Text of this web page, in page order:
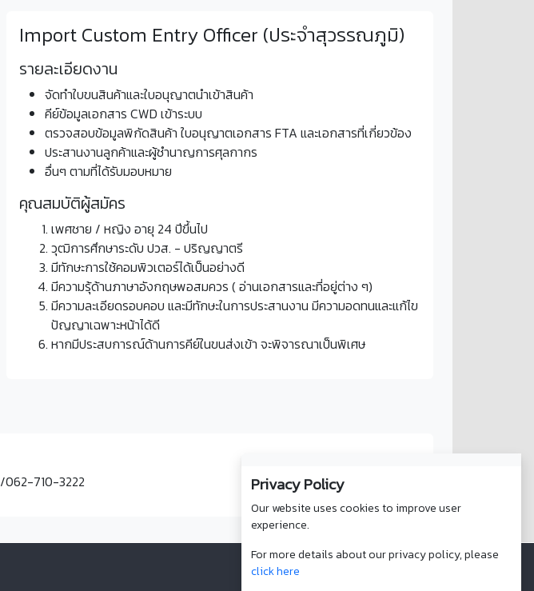
Import Custom Entry Officer (ประจำสุวรรณภูมิ)
รายละเอียดงาน
จัดทำใบขนสินค้าและใบอนุญาตนำเข้าสินค้า
คีย์ข้อมูลเอกสาร CWD เข้าระบบ
ตรวจสอบข้อมูลพิกัดสินค้า ใบอนุญาตเอกสาร FTA และเอกสารที่เกี่ยวข้อง
ประสานงานลูกค้าและผู้ชำนาญการศุลกากร
อื่นๆ ตามที่ได้รับมอบหมาย
คุณสมบัติผู้สมัคร
เพศชาย / หญิง อายุ 24 ปีขึ้นไป
วุฒิการศึกษาระดับ ปวส. - ปริญญาตรี
มีทักษะการใช้คอมพิวเตอร์ได้เป็นอย่างดี
มีความรุ้ด้านภาษาอังกฤษพอสมควร ( อ่านเอกสารและที่อยู่ต่าง ๆ)
มีความละเอียดรอบคอบ และมีทักษะในการประสานงาน มีความอดทนและแก้ไข
ปัญญาเฉพาะหน้าได้ดี
หากมีประสบการณ์ด้านการคีย์ในขนส่งเข้า จะพิจารณาเป็นพิเศษ
/062-710-3222 Privacy Policy
Our website uses cookies to improve user
experience.
For more details about our privacy policy, please
click here